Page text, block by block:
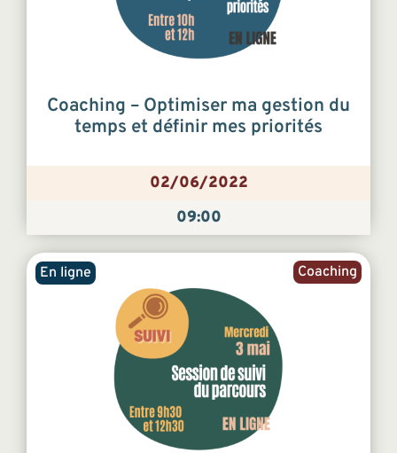
Coaching – Optimiser ma gestion du
temps et définir mes priorités
02/06/2022
09:00
Coaching
En ligne